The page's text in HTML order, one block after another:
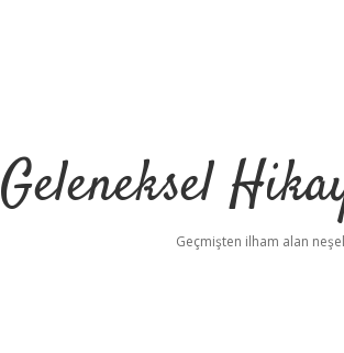
Geleneksel
Geçmişten ilham alan